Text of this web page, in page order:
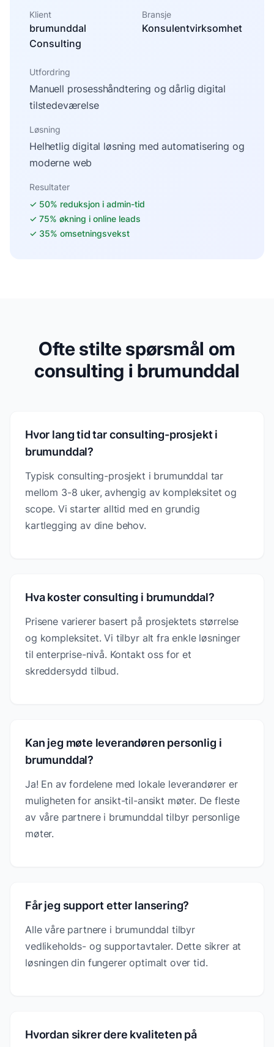
Klient
brumunddal
Consulting
Bransje
Konsulentvirksomhet
Utfordring
Manuell prosesshåndtering og dårlig digital
tilstedeværelse
Løsning
Helhetlig digital løsning med automatisering og
moderne web
Resultater
✓ 50% reduksjon i admin-tid
✓ 75% økning i online leads
✓ 35% omsetningsvekst
Ofte stilte spørsmål om
consulting i brumunddal
Hvor lang tid tar consulting-prosjekt i
brumunddal?
Typisk consulting-prosjekt i brumunddal tar
mellom 3-8 uker, avhengig av kompleksitet og
scope. Vi starter alltid med en grundig
kartlegging av dine behov.
Hva koster consulting i brumunddal?
Prisene varierer basert på prosjektets størrelse
og kompleksitet. Vi tilbyr alt fra enkle løsninger
til enterprise-nivå. Kontakt oss for et
skreddersydd tilbud.
Kan jeg møte leverandøren personlig i
brumunddal?
Ja! En av fordelene med lokale leverandører er
muligheten for ansikt-til-ansikt møter. De fleste
av våre partnere i brumunddal tilbyr personlige
møter.
Får jeg support etter lansering?
Alle våre partnere i brumunddal tilbyr
vedlikeholds- og supportavtaler. Dette sikrer at
løsningen din fungerer optimalt over tid.
Hvordan sikrer dere kvaliteten på